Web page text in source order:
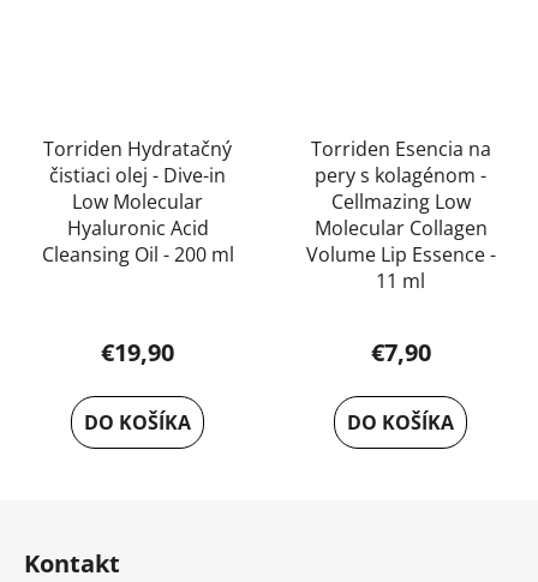
Torriden Hydratačný
čistiaci olej - Dive-in
Low Molecular
Hyaluronic Acid
Cleansing Oil - 200 ml
€19,90
DO KOŠÍKA
Torriden Esencia na
pery s kolagénom -
Cellmazing Low
Molecular Collagen
Volume Lip Essence -
11 ml
€7,90
DO KOŠÍKA
Kontakt